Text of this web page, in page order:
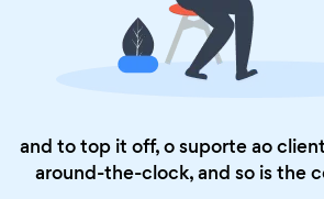
and to top it off, o suporte ao
around-the-clock, and so is the